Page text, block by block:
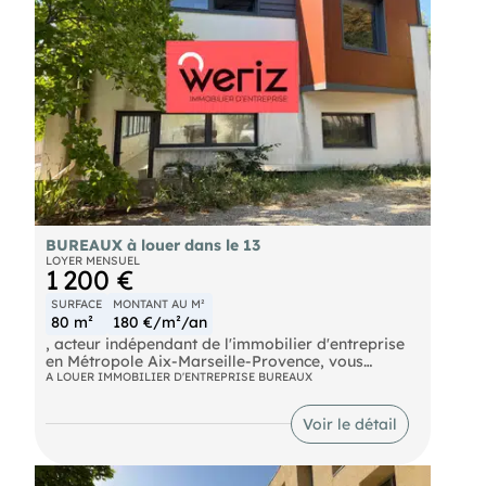
toute entreprise souhaitant concevoir des bureaux
sur mesure dans un environnement de qualité.
Les atouts :
BUREAUX à louer dans le 13
LOYER MENSUEL
1 200 €
SURFACE
80 m²
MONTANT AU M²
180 €/m²/an
, acteur indépendant de l'immobilier d'entreprise
en Métropole Aix-Marseille-Provence, vous
propose à la location une surface de bureaux de
Ces bureaux de standing offrent un cadre de
travail agréable, au cœur d'un environnement
A LOUER IMMOBILIER D'ENTREPRISE BUREAUX
Voir le détail